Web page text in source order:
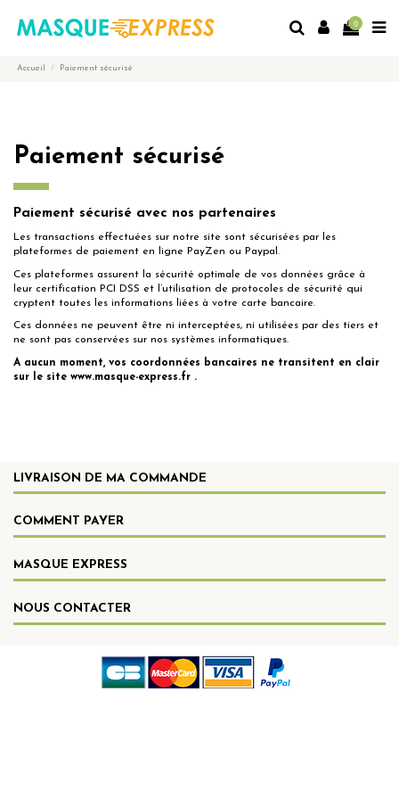
0
Accueil Paiement sécurisé
Paiement sécurisé
Paiement sécurisé avec nos partenaires
Les transactions effectuées sur notre site sont sécurisées par les
plateformes de paiement en ligne PayZen ou Paypal.
Ces plateformes assurent la sécurité optimale de vos données grâce à
leur certification PCI DSS et l’utilisation de protocoles de sécurité qui
cryptent toutes les informations liées à votre carte bancaire.
Ces données ne peuvent être ni interceptées, ni utilisées par des tiers et
ne sont pas conservées sur nos systèmes informatiques.
A aucun moment, vos coordonnées bancaires ne transitent en clair
sur le site www.masque-express.fr .
LIVRAISON DE MA COMMANDE
COMMENT PAYER
MASQUE EXPRESS
NOUS CONTACTER